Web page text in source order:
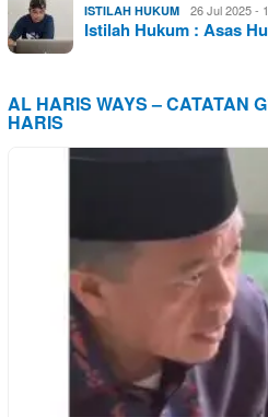
ISTILAH HUKUM 26 Jul 2025 -
Istilah Hukum : Asas
AL HARIS WAYS – CATATAN
HARIS